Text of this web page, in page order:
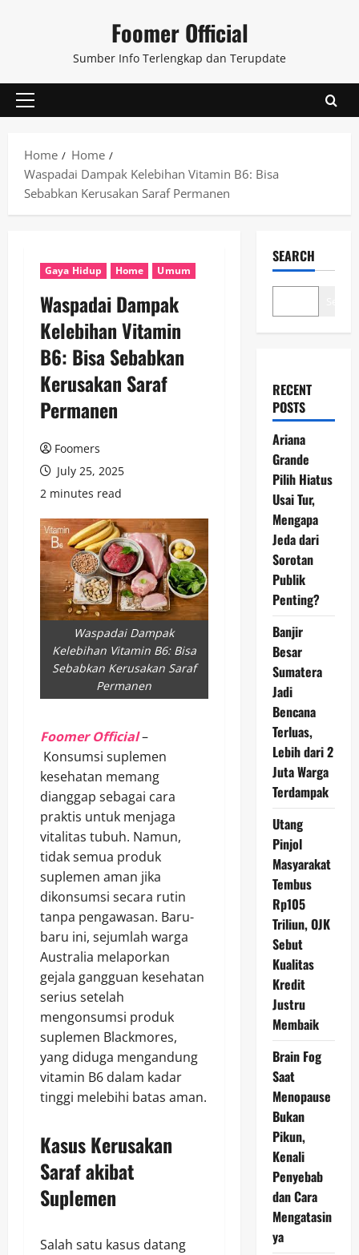
Foomer Official
Sumber Info Terlengkap dan Terupdate
Primary
Home
Home
Waspadai Dampak Kelebihan Vitamin B6: Bisa
Sebabkan Kerusakan Saraf Permanen
Gaya Hidup Home Umum
Waspadai Dampak
Kelebihan Vitamin
B6: Bisa Sebabkan
Kerusakan Saraf
Permanen
Foomers
July 25, 2025
2 minutes read
Waspadai Dampak
Kelebihan Vitamin B6: Bisa
Sebabkan Kerusakan Saraf
Permanen
Foomer Official–
Konsumsi suplemen
kesehatan memang
dianggap sebagai cara
praktis untuk menjaga
vitalitas tubuh. Namun,
tidak semua produk
suplemen aman jika
dikonsumsi secara rutin
tanpa pengawasan. Baru-
baru ini, sejumlah warga
Australia melaporkan
gejala gangguan kesehatan
serius setelah
mengonsumsi produk
suplemen Blackmores,
yang diduga mengandung
vitamin B6 dalam kadar
tinggi melebihi batas aman.
Kasus Kerusakan
Saraf akibat
Suplemen
Salah satu kasus datang
SEARCH
RECENT
POSTS
Ariana
Grande
Pilih Hiatus
Usai Tur,
Mengapa
Jeda dari
Sorotan
Publik
Penting?
Banjir
Besar
Sumatera
Jadi
Bencana
Terluas,
Lebih dari 2
Juta Warga
Terdampak
Utang
Pinjol
Masyarakat
Tembus
Rp105
Triliun, OJK
Sebut
Kualitas
Kredit
Justru
Membaik
Brain Fog
Saat
Menopause
Bukan
Pikun,
Kenali
Penyebab
dan Cara
Mengatasin
ya